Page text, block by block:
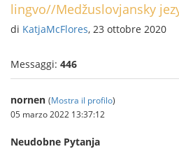
lingvo//Medžuslovjansky
di KatjaMcFlores, 23 ottobre 2020
Messaggi: 446
nornen (Mostra il profilo)
05 marzo 2022 13:37:12
Neudobne Pytanja